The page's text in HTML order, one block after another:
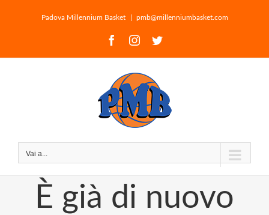
Padova Millennium Basket pmb@millenniumbasket.com
FacebookInstagram
Twitter
Vai a...
È già di nuovo